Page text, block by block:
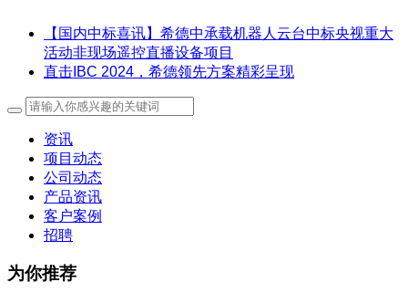
【国内中标喜讯】希德中承载机器人云台中标央视重大
活动非现场遥控直播设备项目
直击IBC 2024，希德领先方案精彩呈现
资讯
项目动态
公司动态
产品资讯
客户案例
招聘
为你推荐